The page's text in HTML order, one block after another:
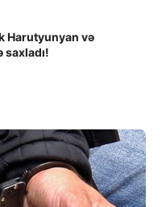
Harutyunyan və
saxladı!